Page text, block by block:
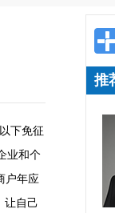
下免征
业和个
户年应
让自己
推